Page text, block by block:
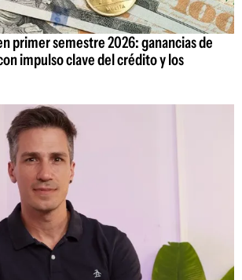
primer semestre 2026: ganancias de
impulso clave del crédito y los